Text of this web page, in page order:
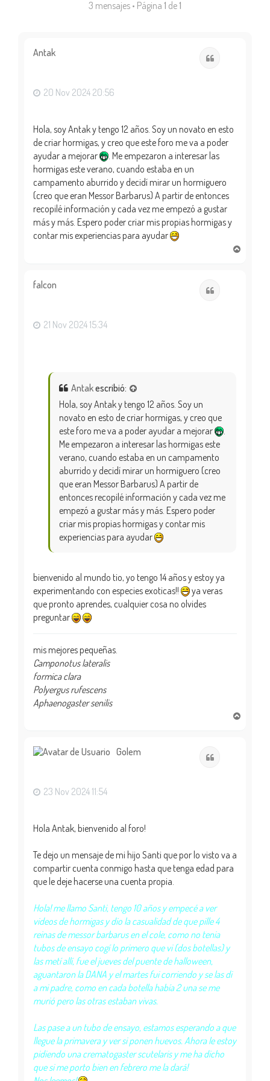
3 mensajes • Página 1 de1
Antak
20 Nov 2024 20:56
Hola, soy Antak y tengo 12 años. Soy un novato en esto
de criar hormigas, y creo que este foro me va a poder
ayudar a mejorar
. Me empezaron a interesar las
hormigas este verano, cuando estaba en un
campamento aburrido y decidí mirar un hormiguero
(creo que eran Messor Barbarus) A partir de entonces
recopilé información y cada vez me empezó a gustar
más y más. Espero poder criar mis propias hormigas y
contar mis experiencias para ayudar
falcon
21 Nov 2024 15:34
Antakescribió:
Hola, soy Antak y tengo 12 años. Soy un
novato en esto de criar hormigas, y creo que
este foro me va a poder ayudar a mejorar
.
Me empezaron a interesar las hormigas este
verano, cuando estaba en un campamento
aburrido y decidí mirar un hormiguero (creo
que eran Messor Barbarus) A partir de
entonces recopilé información y cada vez me
empezó a gustar más y más. Espero poder
criar mis propias hormigas y contar mis
experiencias para ayudar
bienvenido al mundo tio, yo tengo 14 años y estoy ya
experimentando con especies exoticas!!
ya veras
que pronto aprendes, cualquier cosa no olvides
preguntar
mis mejores pequeñas.
Camponotus lateralis
formica clara
Polyergus rufescens
Aphaenogaster senilis
Golem
23 Nov 2024 11:54
Hola Antak, bienvenido al foro!
Te dejo un mensaje de mi hijo Santi que por lo visto va a
compartir cuenta conmigo hasta que tenga edad para
que le deje hacerse una cuenta propia.
Hola! me llamo Santi, tengo 10 años y empecé a ver
videos de hormigas y dio la casualidad de que pille 4
reinas de messor barbarus en el cole, como no tenia
tubos de ensayo cogí lo primero que vi (dos botellas) y
las metí allí, fue el jueves del puente de halloween,
aguantaron la DANA y el martes fui corriendo y se las di
a mi padre, como en cada botella había 2 una se me
murió pero las otras estaban vivas.
Las pase a un tubo de ensayo, estamos esperando a que
llegue la primavera y ver si ponen huevos. Ahora le estoy
pidiendo una crematogaster scutelaris y me ha dicho
que si me porto bien en febrero me la dará!